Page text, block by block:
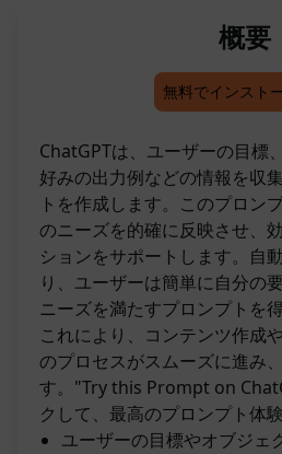
概要
無料でインスト
ChatGPTは、ユーザーの目標
好みの出力例などの情報を収
トを作成します。このプロン
のニーズを的確に反映させ、
ションをサポートします。自
り、ユーザーは簡単に自分の
ニーズを満たすプロンプトを
これにより、コンテンツ作成
のプロセスがスムーズに進み
す。"Try this Prompt on
クして、最高のプロンプト体
ユーザーの目標やオブジェ